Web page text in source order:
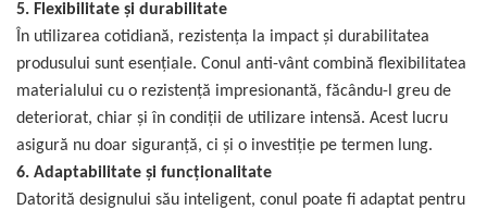
5. Flexibilitate și durabilitate
În utilizarea cotidiană, rezistența la impact și durabilitatea
produsului sunt esențiale. Conul anti-vânt combină flexibilitatea
materialului cu o rezistență impresionantă, făcându-l greu de
deteriorat, chiar și în condiții de utilizare intensă. Acest lucru
asigură nu doar siguranță, ci și o investiție pe termen lung.
6. Adaptabilitate și funcționalitate
Datorită designului său inteligent, conul poate fi adaptat pentru